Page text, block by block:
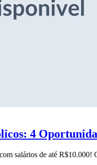
4
salários de até R$10.000!